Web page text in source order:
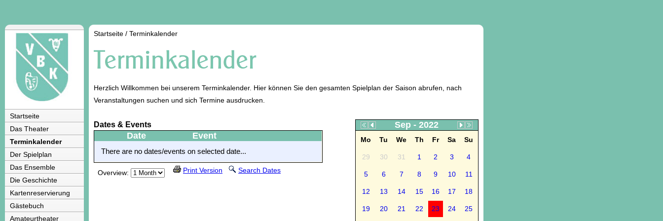
Startseite
Das Theater
Terminkalender
Der Spielplan
Das Ensemble
Die Geschichte
Kartenreservierung
Gästebuch
Amateurtheater
Startseite / Terminkalender
Herzlich Willkommen bei unserem Terminkalender. Hier können Sie den gesamten Spielplan der Saison abrufen, nach
Veranstaltungen suchen und sich Termine ausdrucken.
Dates & Events
Date Event
There are no dates/events on selected date...
Overview: Print Version Search Dates
Sep - 2022
Mo Tu We Th Fr Sa Su
29 30 31 1 2 3 4
5 6 7 8 9 10 11
12 13 14 15 16 17 18
19 20 21 22 23 24 25